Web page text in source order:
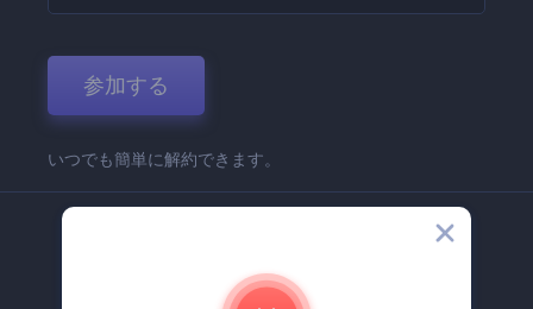
参加する
いつでも簡単に解約できます。
Renderforest 企業情報